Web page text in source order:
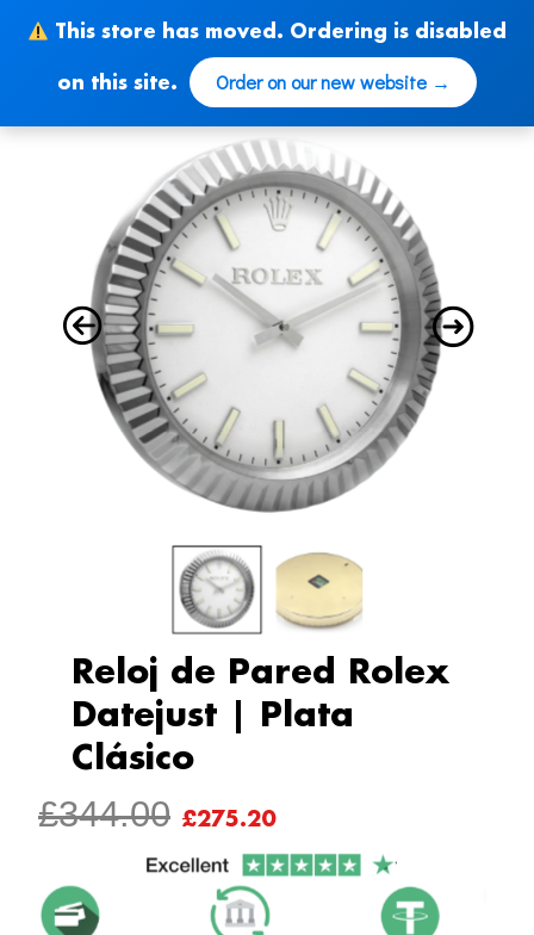
This store has moved. Ordering is disabled
on this site. Order on our new website →
content
Reloj de Pared Rolex
Datejust | Plata
Clásico
£344.00 ORIGINAL
PRICE
WAS:
£344.00.
£275.20CURRENT
PRICE
IS:
£275.20.